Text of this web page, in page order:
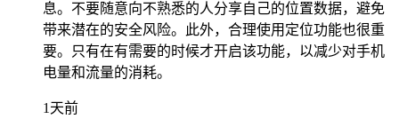
息。不要随意向不熟悉的人分享自己的位置数据，避免
带来潜在的安全风险。此外，合理使用定位功能也很重
要。只有在有需要的时候才开启该功能，以减少对手机
电量和流量的消耗。
1天前